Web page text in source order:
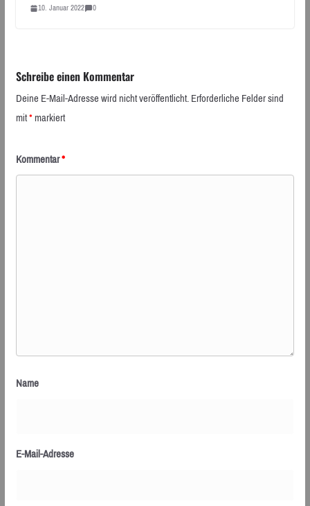
10. Januar 2022 0
Schreibe einen Kommentar
Deine E-Mail-Adresse wird nicht veröffentlicht.Erforderliche Felder sind
mit*markiert
Kommentar*
Name
E-Mail-Adresse